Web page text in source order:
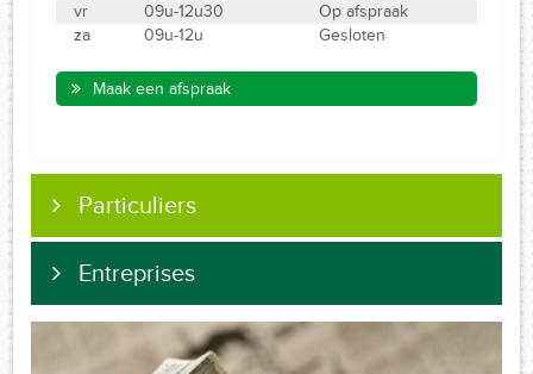
vr
09u-12u30
Op afspraak
za
09u-12u Gesloten
Maak een afspraak
Particuliers
Entreprises